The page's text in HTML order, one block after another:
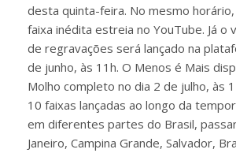
desta quinta-feira. No mesmo
faixa inédita estreia no YouTube. Já o
de regravações será lançado na
de junho, às 11h. O Menos é Mais
Molho completo no dia 2 de julho, às
10 faixas lançadas ao longo da
em diferentes partes do Brasil,
Janeiro, Campina Grande, Salvador,